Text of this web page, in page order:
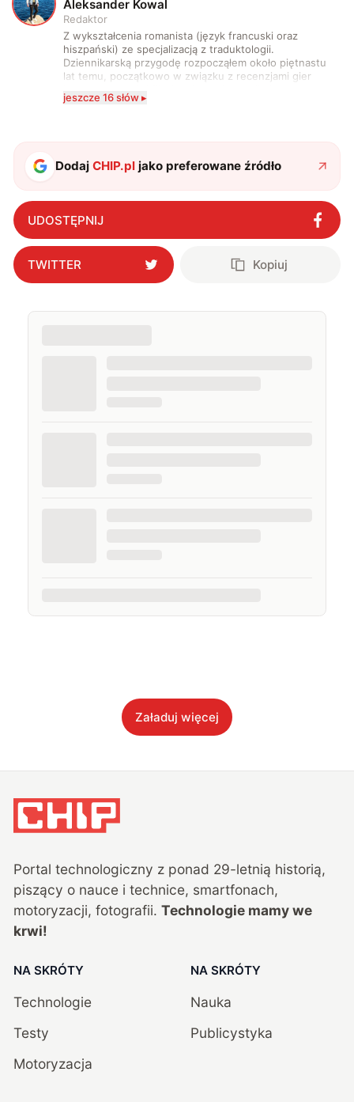
A Aleksander Kowal
Redaktor
Z wykształcenia romanista (język francuski oraz
hiszpański) ze specjalizacją z traduktologii.
Dziennikarską przygodę rozpocząłem około piętnastu
lat temu, początkowo w związku z recenzjami gier
komputerowych i filmów. Obecnie publikuję
zdecydowanie częściej na tematy związane z nauką
także uprawiać oraz oglądać sport.
jeszcze 16 słów ▸
DodajCHIP.pl jako preferowane źródło
UDOSTĘPNIJ
TWITTER Kopiuj
Załaduj więcej
Portal technologiczny z ponad 29-letnią historią,
piszący o nauce i technice, smartfonach,
motoryzacji, fotografii. Technologie mamy we
krwi!
NA SKRÓTY
Technologie
Testy
Motoryzacja
NA SKRÓTY
Nauka
Publicystyka